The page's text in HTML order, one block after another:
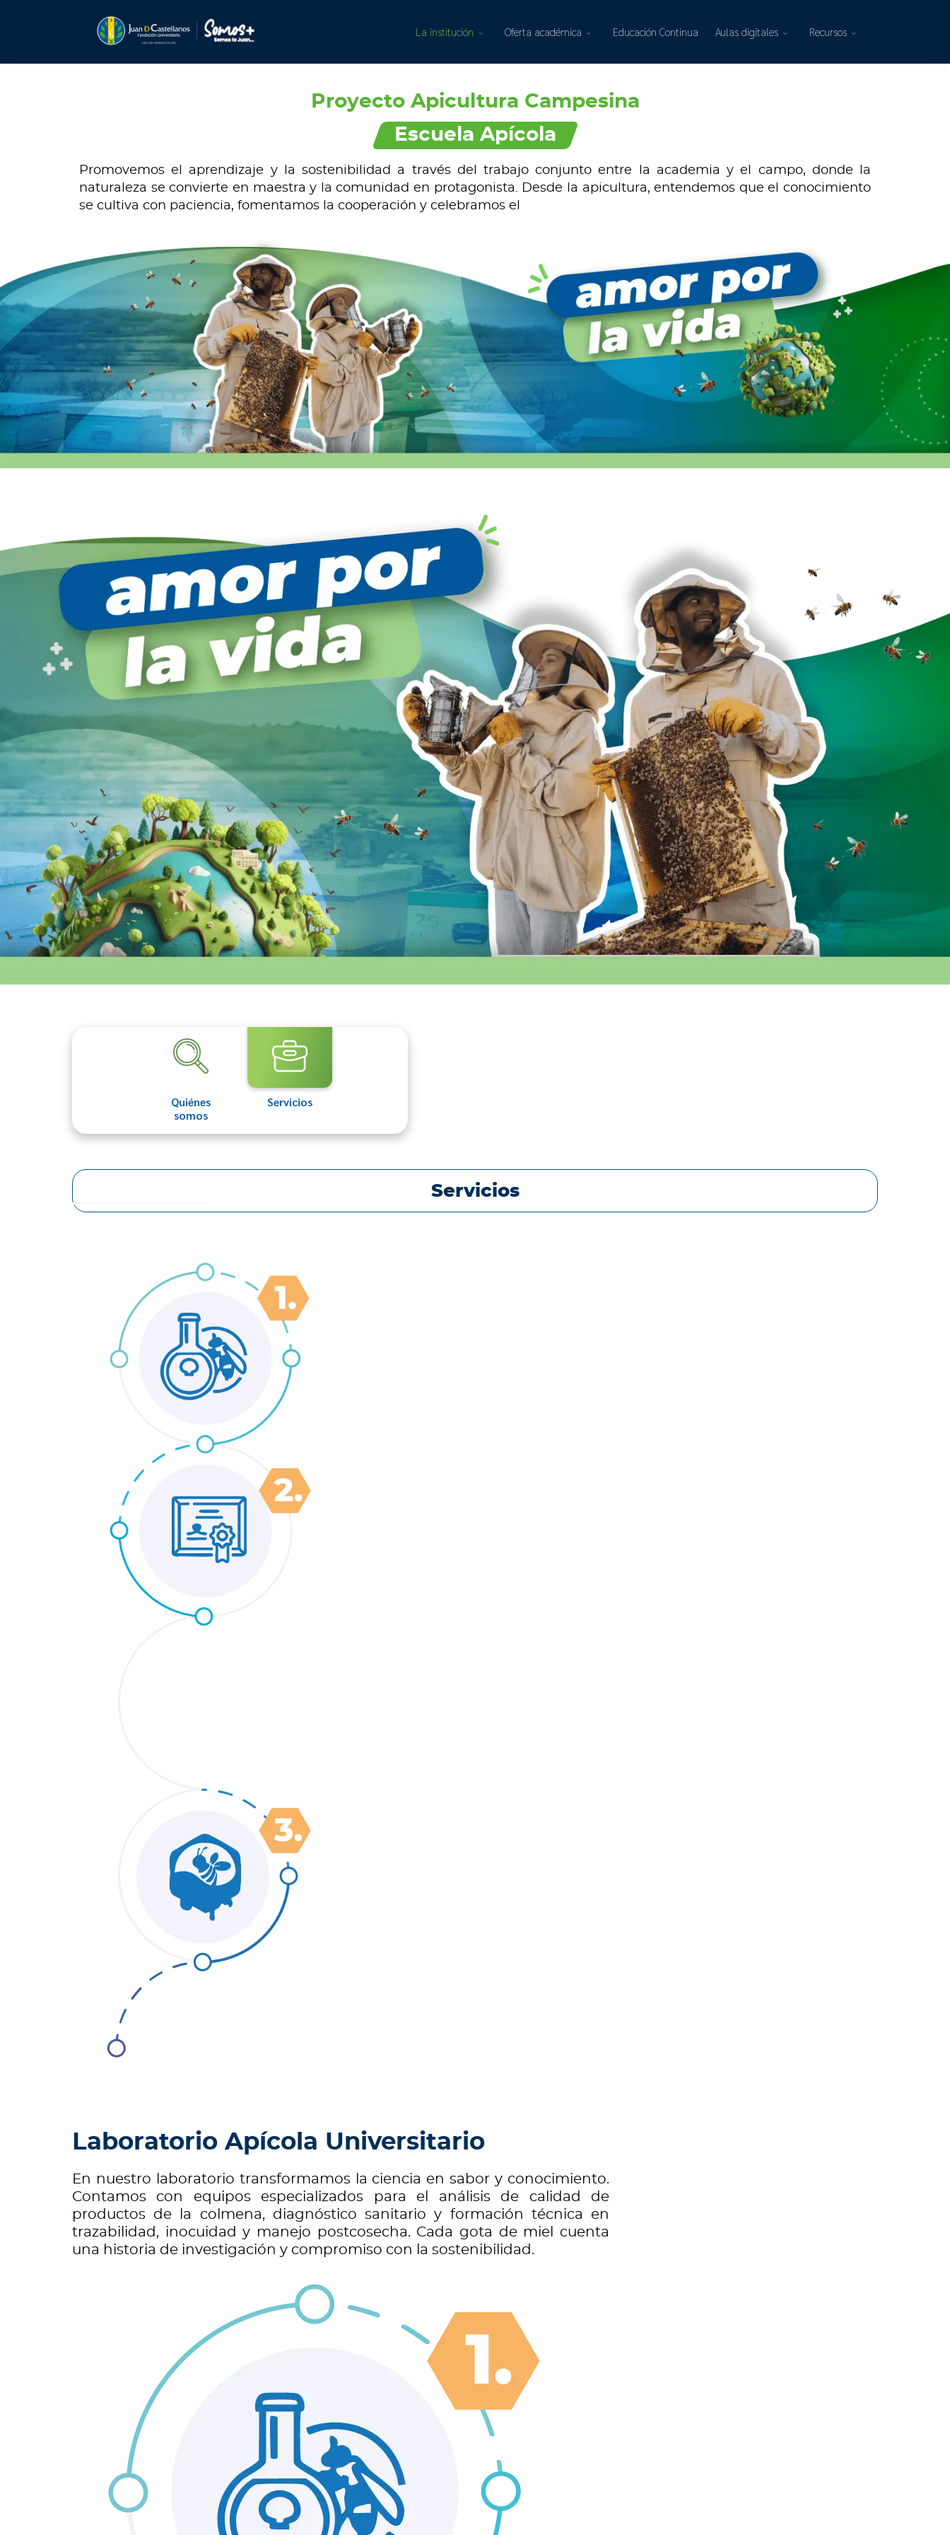
La institución Oferta académica Educación Continua Aulas digitales Recursos
Proyecto Apicultura Campesina
Escuela Apícola
Promovemos el aprendizaje y la sostenibilidad a través del trabajo conjunto entre la academia y el campo, donde la
naturaleza se convierte en maestra y la comunidad en protagonista. Desde la apicultura, entendemos que el conocimiento
se cultiva con paciencia, fomentamos la cooperación y celebramos el
Quiénes
somos
Servicios
Servicios
Laboratorio Apícola Universitario
En nuestro laboratorio transformamos la ciencia en sabor y conocimiento.
Contamos con equipos especializados para el análisis de calidad de
productos de la colmena, diagnóstico sanitario y formación técnica en
trazabilidad, inocuidad y manejo postcosecha. Cada gota de miel cuenta
una historia de investigación y compromiso con la sostenibilidad.